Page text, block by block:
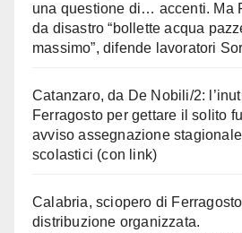
una questione di… accenti. Ma
da disastro “bollette acqua
massimo”, difende lavoratori
Catanzaro, da De Nobili/2:
Ferragosto per gettare il solito
avviso assegnazione
scolastici (con link)
Calabria, sciopero di
distribuzione organizzata.